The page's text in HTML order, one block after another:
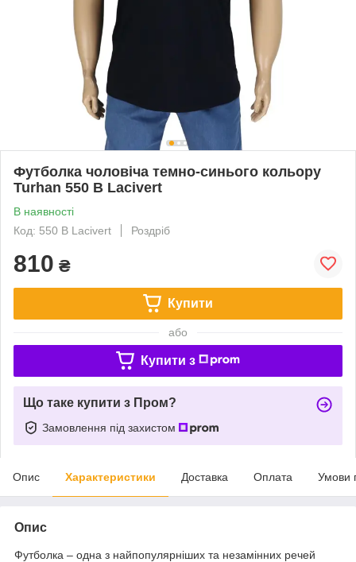
Футболка чоловіча темно-синього кольору
Turhan 550 B Lacivert
В наявності
Код: 550 B Lacivert
Роздріб
810 ₴
Купити
або
Купити з
Що таке купити з Пром?
Замовлення під захистом
Опис Характеристики Доставка Оплата Умови
Опис
Футболка – одна з найпопулярніших та незамінних речей